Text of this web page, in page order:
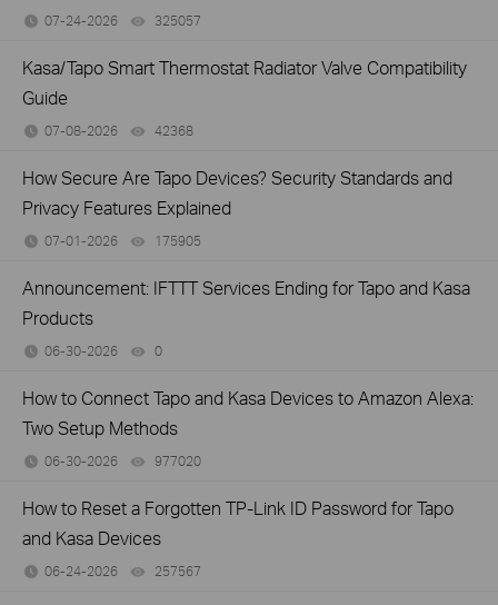
07-24-2026 325057
Kasa/Tapo Smart Thermostat Radiator Valve Compatibility
Guide
07-08-2026 42368
How Secure Are Tapo Devices? Security Standards and
Privacy Features Explained
07-01-2026 175905
Announcement: IFTTT Services Ending for Tapo and Kasa
Products
06-30-2026 0
How to Connect Tapo and Kasa Devices to Amazon Alexa:
Two Setup Methods
06-30-2026 977020
How to Reset a Forgotten TP-Link ID Password for Tapo
and Kasa Devices
06-24-2026 257567